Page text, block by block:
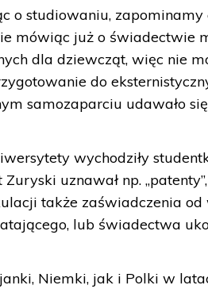
o studiowaniu, zapominamy
mówiąc już o świadectwie
dla dziewcząt, więc nie
do
samozaparciu udawało
wychodziły
uznawał np.
także zaświadczenia od
lub świadectwa
Niemki, jak i Polki w